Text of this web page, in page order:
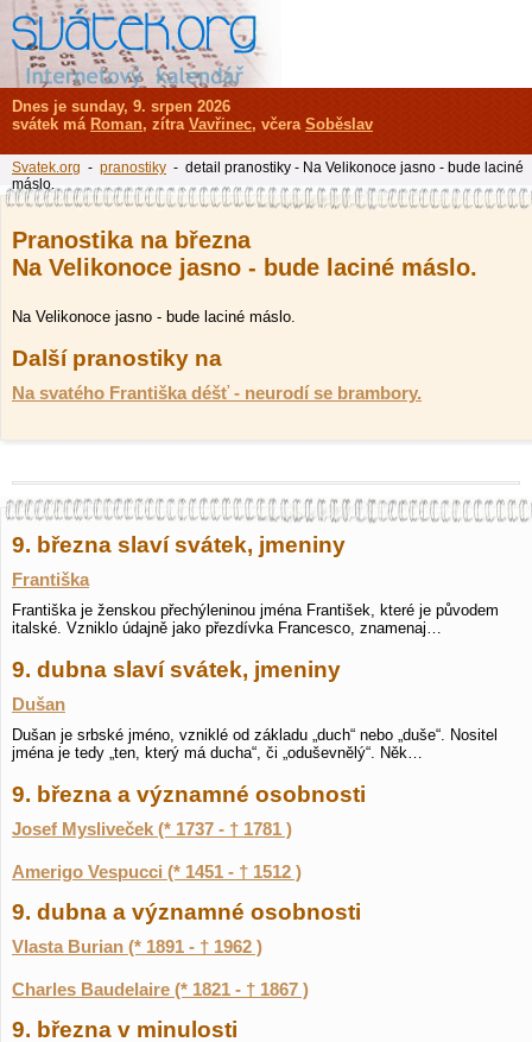
Pranostika na března
Na Velikonoce jasno - bude laciné máslo.
Na Velikonoce jasno - bude laciné máslo.
Další pranostiky na
Na svatého Františka déšť - neurodí se brambory.
9. března slaví svátek, jmeniny
Františka
Františka je ženskou přechýleninou jména František, které je původem
italské. Vzniklo údajně jako přezdívka Francesco, znamenaj…
9. dubna slaví svátek, jmeniny
Dušan
Dušan je srbské jméno, vzniklé od základu „duch“ nebo „duše“. Nositel
jména je tedy „ten, který má ducha“, či „oduševnělý“. Něk…
9. března a významné osobnosti
Josef Mysliveček (* 1737 - † 1781 )
Amerigo Vespucci (* 1451 - † 1512 )
9. dubna a významné osobnosti
Vlasta Burian (* 1891 - † 1962 )
Charles Baudelaire (* 1821 - † 1867 )
9. března v minulosti
Dnes je sunday, 9. srpen 2026
svátek má Roman, zítra Vavřinec, včera Soběslav
Svatek.org - pranostiky - detail pranostiky - Na Velikonoce jasno - bude laciné
máslo.